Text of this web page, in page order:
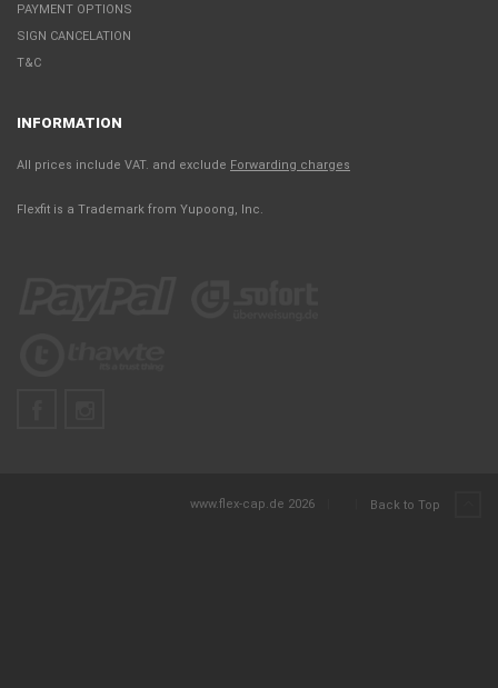
PAYMENT OPTIONS
SIGN CANCELATION
T&C
INFORMATION
All prices include VAT. and exclude Forwarding charges
Flexfit is a Trademark from Yupoong, Inc.
www.flex-cap.de 2026 Back to Top